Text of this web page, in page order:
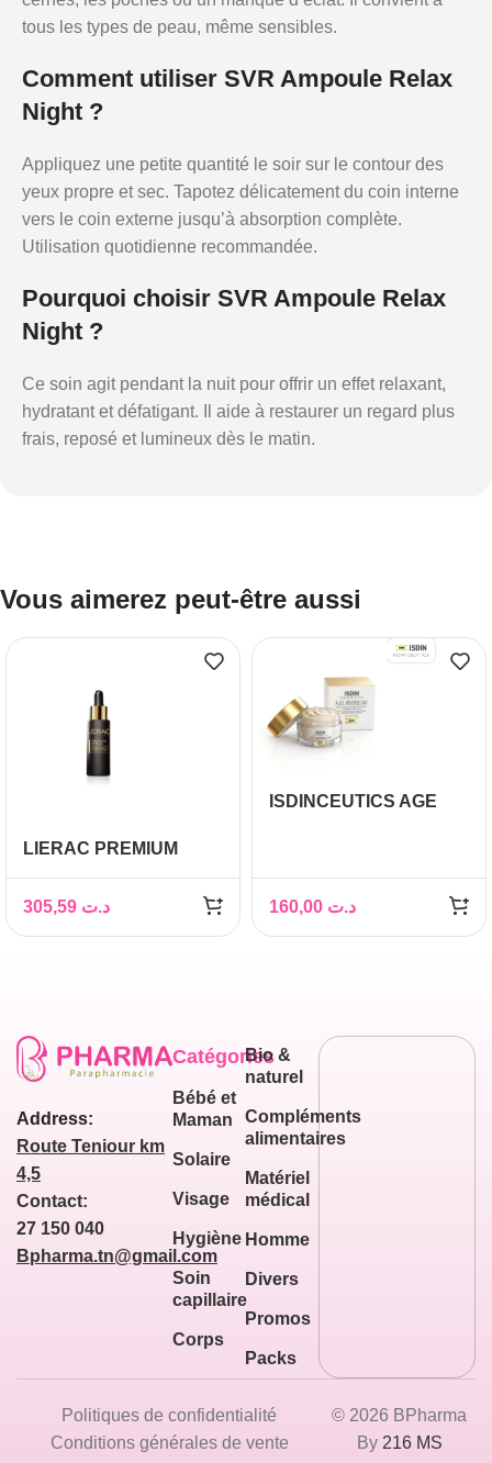
tous les types de peau, même sensibles.
Comment utiliser SVR Ampoule Relax
Night ?
Appliquez une petite quantité le soir sur le contour des
yeux propre et sec. Tapotez délicatement du coin interne
vers le coin externe jusqu’à absorption complète.
Utilisation quotidienne recommandée.
Pourquoi choisir SVR Ampoule Relax
Night ?
Ce soin agit pendant la nuit pour offrir un effet relaxant,
hydratant et défatigant. Il aide à restaurer un regard plus
frais, reposé et lumineux dès le matin.
Vous aimerez peut-être aussi
LIERAC PREMIUM
âge Absolu, 30ml
د.ت
ISDINCEUTICS AGE
د.ت
Address:
Route Teniour km
4,5
Contact:
27 150 040
Bpharma.tn@gmail.com
Catégories
Bébé et
Maman
Solaire
Visage
Hygiène
Soin
capillaire
Corps
Bio &
naturel
Compléments
alimentaires
Matériel
médical
Homme
Divers
Promos
Packs
© 2026 BPharma
By 216 MS
Politiques de confidentialité
Conditions générales de vente